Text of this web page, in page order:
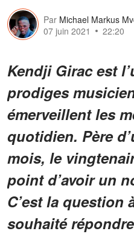
Par Michael Markus
07 juin 2021
22:20
Kendji Girac est
prodiges
émerveillent les
quotidien. Père
mois, le
point d’avoir un
C’est la question
souhaité